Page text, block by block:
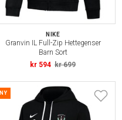
NIKE
Granvin IL Full-Zip Hettegenser
Barn Sort
kr 594 kr 699
NY